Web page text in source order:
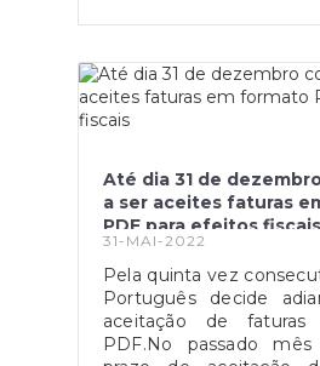
engloba três tipos
Proximidade, Cidadania
Juntas de
demonstram uma
sensibilização da
a temática em
motivar os mesmos a
iniciativa. A Junta de
uma escultura
totalmente reciclados
mas também nove
para distribuir pelos
Até dia 31 de
a ser aceites faturas
PDF para efeitos fiscais
31-MAI-2022
Pela quinta vez
Português decide
aceitação de
PDF.No passado